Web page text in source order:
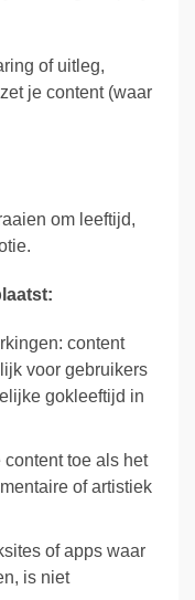
of uitleg,
je content (waar
om leeftijd,
content
voor gebruikers
gokleeftijd in
toe als het
of artistiek
of apps waar
is niet